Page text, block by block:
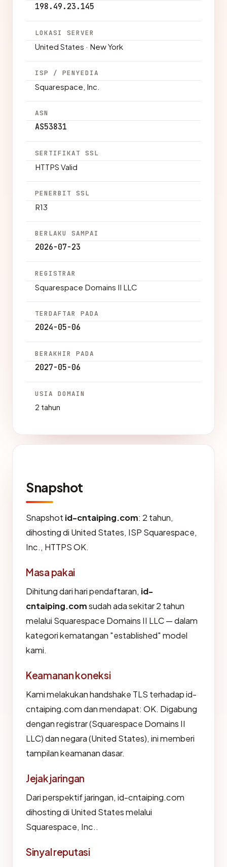
198.49.23.145
LOKASI SERVER
United States · New York
ISP / PENYEDIA
Squarespace, Inc.
ASN
AS53831
SERTIFIKAT SSL
HTTPS Valid
PENERBIT SSL
R13
BERLAKU SAMPAI
2026-07-23
REGISTRAR
Squarespace Domains II LLC
TERDAFTAR PADA
2024-05-06
BERAKHIR PADA
2027-05-06
USIA DOMAIN
2 tahun
Snapshot
Snapshot id-cntaiping.com: 2 tahun,
dihosting di United States, ISP Squarespace,
Inc., HTTPS OK.
Masa pakai
Dihitung dari hari pendaftaran, id-
cntaiping.comsudah ada sekitar 2 tahun
melalui Squarespace Domains II LLC — dalam
kategori kematangan "established" model
kami.
Keamanan koneksi
Kami melakukan handshake TLS terhadap id-
cntaiping.com dan mendapat: OK. Digabung
dengan registrar (Squarespace Domains II
LLC) dan negara (United States), ini memberi
tampilan keamanan dasar.
Jejak jaringan
Dari perspektif jaringan, id-cntaiping.com
dihosting di United States melalui
Squarespace, Inc..
Sinyal reputasi